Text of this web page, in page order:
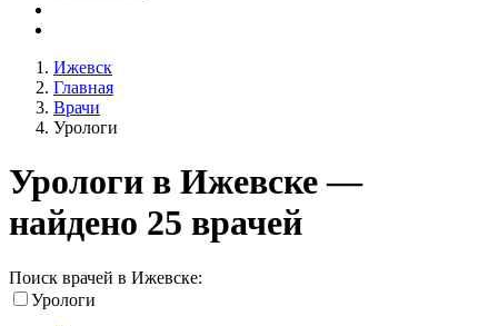
Ижевск
Главная
Врачи
Урологи
Урологи в Ижевске —
найдено 25 врачей
Поиск врачей в Ижевске:
Урологи